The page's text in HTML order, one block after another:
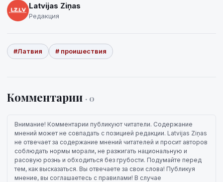
Latvijas Ziņas
Редакция
#Латвия # проишествия
Комментарии · 0
Внимание! Комментарии публикуют читатели. Содержание
мнений может не совпадать с позицией редакции. Latvijas Ziņas
не отвечает за содержание мнений читателей и просит авторов
соблюдать нормы морали, не разжигать национальную и
расовую рознь и обходиться без грубости. Подумайте перед
тем, как высказаться. Вы отвечаете за свои слова! Публикуя
мнение, вы соглашаетесь с правилами! В случае